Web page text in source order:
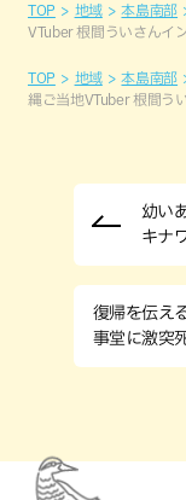
TOP 地域 本島南部
VTuber 根間ういさんイ
TOP 地域 本島南部
縄ご当地VTuber 根間う
幼い
キナ
復帰を伝え
事堂に激突